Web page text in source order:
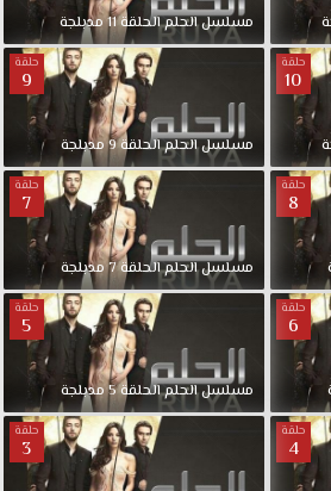
HD
مسلسل
الحلم
مدبلج
حلقة
12
قصة
عشق.
فتاه
تعاني
من
ضيقة
مالية
وتحلم
بالتعرف
على
شخش
غني
مسلسلالحلمالحلقة11مدبلجة
حلقة
10
حلقة
9
مسلسلالحلمالحلقة9مدبلجة
حلقة
8
حلقة
7
مسلسلالحلمالحلقة7مدبلجة
حلقة
6
حلقة
5
مسلسلالحلمالحلقة5مدبلجة
حلقة
4
حلقة
3